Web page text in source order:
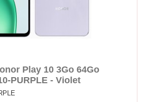
Play 10 3Go 64Go
PURPLE - Violet